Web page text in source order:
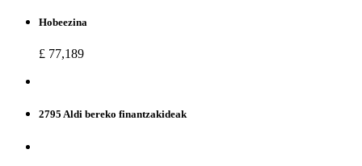
Hobeezina
£ 77,189
2795 Aldi bereko finantzakideak